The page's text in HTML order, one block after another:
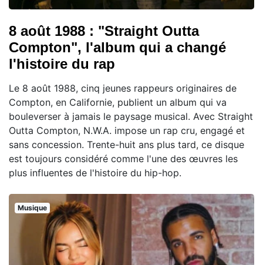
8 août 1988 : "Straight Outta
Compton", l'album qui a changé
l'histoire du rap
Le 8 août 1988, cinq jeunes rappeurs originaires de
Compton, en Californie, publient un album qui va
bouleverser à jamais le paysage musical. Avec Straight
Outta Compton, N.W.A. impose un rap cru, engagé et
sans concession. Trente-huit ans plus tard, ce disque
est toujours considéré comme l'une des œuvres les
plus influentes de l'histoire du hip-hop.
Musique